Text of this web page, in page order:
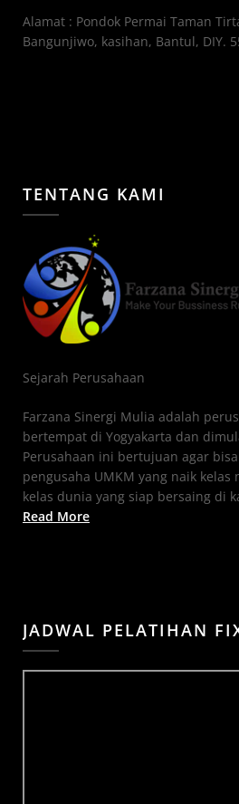
Alamat : Pondok Permai Taman
Bangunjiwo, kasihan, Bantul, DIY.
TENTANG KAMI
Sejarah Perusahaan
Farzana Sinergi Mulia adalah
bertempat di Yogyakarta dan
Perusahaan ini bertujuan agar
pengusaha UMKM yang naik
kelas dunia yang siap bersaing di
Read More
JADWAL PELATIHAN